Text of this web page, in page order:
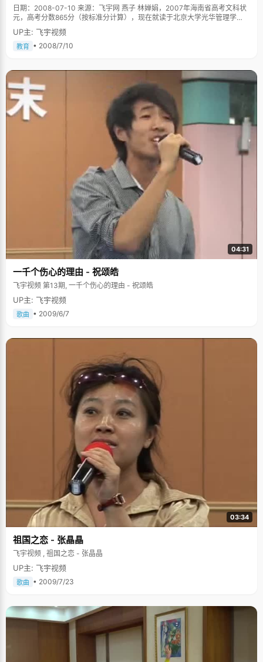
日期：2008-07-10 来源：飞宇网 燕子 林婵娟，2007年海南省高考文科状
元，高考分数865分（按标准分计算），现在就读于北京大学光华管理学
院。 林婵娟描述自己考上状元之后的那段时间里，得到了超明星级的待遇，
甚至有时候出门都不敢太明目张胆，总是戴个大帽子：几乎全城的人都知道
了自己，出门坐公车不用钱，买个小东西不用钱，脸就是通行证，开车路过
元，为这个小市争得了荣誉："如果了解海南高考的话，就会知道一般状元都
不会出在我们市。我们学校虽然是市重点，但连我在内才出过两个状元，所
以当时有很轰动的效应。"林婵娟说，自己那一届学生素质都很不错，而且学
校摸题比较准，所以机缘巧合的考出了好成绩，一下子出了两个状元，连带
好几个清华北大，轰动了整个海南省。 被质疑是高考移民？ 也正因为这样的
千载难逢，林婵娟在享受喜悦的同时，也遭受到了某种不平衡带来的恶性后
果：质疑是"高考移民"，遭受户籍调查。 在一个名不见经传的学校突然出了
两个高考状元，除了让人吃惊外，也引起了个别优秀学校的质疑，于是种种
关于"高考移民"的谣言满天飞，林婵娟在刚得知状元之后就进入了冷漠的调
查门。当时教育局，公安局以及人事局组成了&lsquo;三局联查&rsquo;特别
行动组，对林婵娟以及另外一个女状元进行了彻底的盘查。毕竟，"高考移
民"确实是高考中存在的不合法的敏感话题。"当时刚好我的户口出了点问
题，之前一直是集体户口，2000年才翻新，所以被质疑是移民"，林婵娟说
起当时的事情，还是有些愤然，"他们问了我好多问题，而且以先入为主的偏
见看待我们，好像我们真的是高考移民似的。我当时特别愤慨，觉得他们凭
什么要怀疑我们，甚至跟他们弄得很不愉快。"还好，琼海市政府，学校，同
学老师都很支持他们，当地的很多市民都很热心的为他们出头作证，尤其是
门口早餐店的老板娘还上网力挺林婵娟："好多年了，她天天在我这里吃早
餐，怎么可能是高考移民呢？"林婵娟的同桌也很无奈的说："我跟她坐一起
三年了，没有任何证据可以证明她曾经离开过。"不管从何种手段，特别行动
哈哈一笑说："可能我外形还比较像高考移民吧，长得不像海南人"。 不过往
长一点说，林婵娟确实是"移民"到海南的，她在广东出生长大，小学二年级
的时候才跟着从事林业工作的父母来到海南，一直到现在。刚到海南的时
候，林婵娟听不懂海南话，跟当地人无法交流，更糟糕的是，老师讲课也用
方言，林婵娟上课就跟听天书一般，成绩一落千丈，考试成绩很糟糕，"那时
候，我跟别人借根铅笔都要指手画脚的比划半天。"后来慢慢听得懂海南话之
候是个小野人，每天放学后会跟一群孩子钻到树林子里玩，爬树，摘野果，
的妈妈想出了给女儿念小说的法子，可是她选择念的不是童话故事一类，而
是大部头的武侠小说。"就这样我迷上了武侠，后来我嫌妈妈念得太慢，就开
始自己看，很多字不认识，我就翻字典，那段时间读了很多像《神州传奇》
之类的小说。"林婵娟的文学修养就这样被培养了起来，所以林婵娟认为自己
语文成绩很好，多亏了小时候牢固的基础。林婵娟的爸爸妈妈都是很爱看书
的人，在他们的潜移默化的影响下，林婵娟也很爱读书，甚至是"睡前无书不
学习环境，他们对女儿的学习以及兴趣爱好完全不加以干涉，容许她看武侠
小说，玩电脑游戏，只有在女儿要走错路或者太过分的时候，他们才会适当
的提醒一下，注意学习和娱乐的时间比例等等。"爸爸妈妈觉得与其让我上大
学之后才接触，一旦上瘾就很难管制自己了，还不如早早的就让我接触一些
东西。比如电脑，初三家里就买了电脑，让我玩游戏，当时很迷的，不过一
段时间后，也能把持住自己了"。 数学是个头疼的问题 要说高考的遗憾，林
婵娟脱口而出，"数学，绝对是数学，太糟糕了"。提起数学，林婵娟就直摇
头，虽然高考的时候，林婵娟拿到了有史以来最好的分数，但是110分的成绩
跟其他状元比起来，还是有很大差距的，好在她的英语和语文比较厉害，把
总分拉了起来。 "以前我偏科比较厉害，数学特别不好，总是不及格，最差的
时候经常只考六七十分（一百五十分的总分），老师们虽然常常教育我要认
真一些，多花点时间在数学上，但是我对数学就是喜欢不起来，不愿意花太
多精力，最后老师也对我无奈了，有种恨铁不成钢的感觉"，林婵娟说，爸爸
对他的数学也是十分的"痛心疾首"，"他数学很好，可是我偏偏没有遗传到他
的优点。看来他对我的数学也不抱太大希望了，要求也不高，只是希望我多
考几次及格就很安慰了"，林婵娟吐了吐舌头，庆幸自己在高考中很幸运的拿
到了110分的好成绩。 状元的花样生活 不要以为，状元们都是只会读书没有
时间娱乐的"书呆子"，林婵娟的生活可是非常的丰富多彩。 看武侠。林婵娟
林婵娟对电脑的熟悉开始于游戏，初三的时候，爸爸给家里添置了电脑，主
要用途就是给林婵娟玩游戏，美其名曰"培养女儿对电脑的兴趣和了解"。之
后，林婵娟玩了很多游戏，单机，网游都染指过，尤其是近几年风靡全球的
《魔兽世界》，林婵娟曾有过去网吧通宵作战的记录。不过因为接触得早，
而且控制得当，玩游戏只是林婵娟一个消遣的娱乐项目，在每次放假或者压
UP主: 飞宇视频
教育 • 2008/7/10
04:31
一千个伤心的理由 - 祝颂皓
飞宇视频 第13期, 一千个伤心的理由 - 祝颂皓
UP主: 飞宇视频
歌曲 • 2009/6/7
03:34
祖国之恋 - 张晶晶
飞宇视频 , 祖国之恋 - 张晶晶
UP主: 飞宇视频
歌曲 • 2009/7/23